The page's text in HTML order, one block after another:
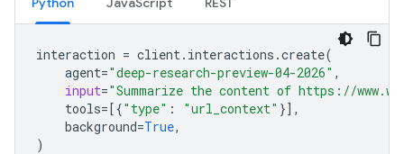
interaction = client. interactions .create(
agent="deep-research-preview-04-2026" ,
input="Summarize the content of https://
tools=[{"type" : "url_context" }],
background=True,
)